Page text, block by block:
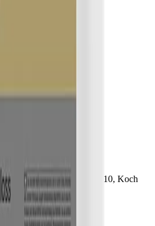
Gloss Wax, 10 л, 462010, Koch